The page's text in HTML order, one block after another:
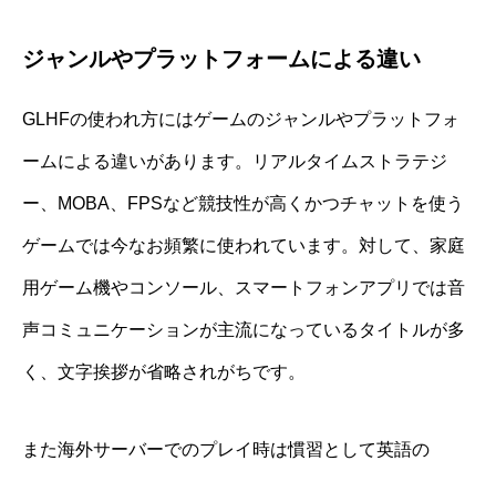
ジャンルやプラットフォームによる違い
GLHFの使われ方にはゲームのジャンルやプラットフォ
ームによる違いがあります。リアルタイムストラテジ
ー、MOBA、FPSなど競技性が高くかつチャットを使う
ゲームでは今なお頻繁に使われています。対して、家庭
用ゲーム機やコンソール、スマートフォンアプリでは音
声コミュニケーションが主流になっているタイトルが多
く、文字挨拶が省略されがちです。
また海外サーバーでのプレイ時は慣習として英語の